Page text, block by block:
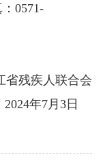
0571-
省残疾人联合会
2024年7月3日